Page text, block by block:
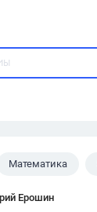
Математика
Ерошин